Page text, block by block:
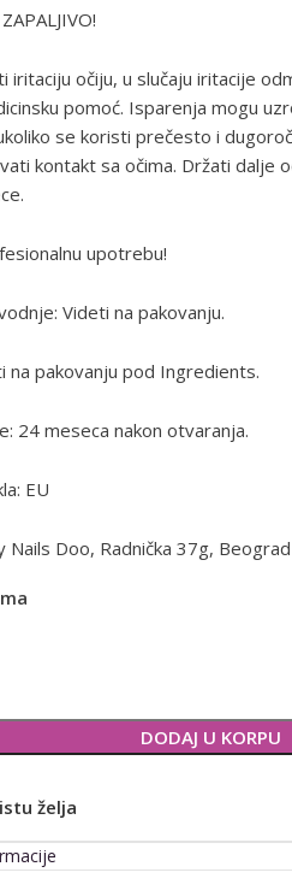
iritaciju očiju, u slučaju iritacije
pomoć. Isparenja mogu
se koristi prečesto i
kontakt sa očima. Držati dalje
upotrebu!
Videti na pakovanju.
na pakovanju pod Ingredients.
24 meseca nakon otvaranja.
EU
Nails Doo, Radnička 37g, Beograd
DODAJ U KORPU
želja